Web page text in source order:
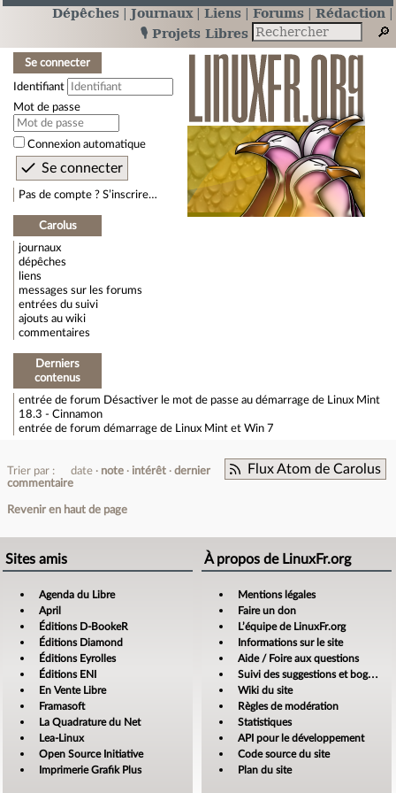
Dépêches Journaux Liens Forums
Rédaction
🎙️ Projets Libres
Se connecter
Identifiant
Mot de passe
Connexion automatique
Pas de compte ? S’inscrire…
Carolus
journaux
dépêches
liens
messages sur les forums
entrées du suivi
ajouts au wiki
commentaires
Derniers
contenus
entrée de forum Désactiver le mot de passe au démarrage de Linux Mint
18.3 - Cinnamon
entrée de forum démarrage de Linux Mint et Win 7
Flux Atom de Carolus
Trier par : date note intérêt
dernier
commentaire
Revenir en haut de page
Sites amis
Agenda du Libre
April
Éditions D-BookeR
Éditions Diamond
Éditions Eyrolles
Éditions ENI
En Vente Libre
Framasoft
La Quadrature du Net
Lea-Linux
Open Source Initiative
Imprimerie Grafik Plus
À propos de LinuxFr.org
Mentions légales
Faire un don
L’équipe de LinuxFr.org
Informations sur le site
Aide / Foire aux questions
Suivi des suggestions et bogues
Wiki du site
Règles de modération
Statistiques
API pour le développement
Code source du site
Plan du site